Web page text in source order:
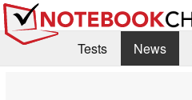
Tests News